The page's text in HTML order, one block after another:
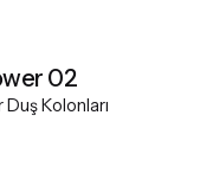
02
Kolonları